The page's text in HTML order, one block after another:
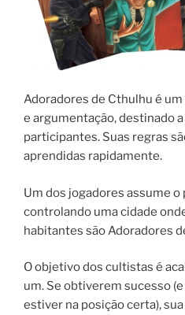
Adoradores de Cthulhu é
e argumentação, destinado
participantes. Suas regras
aprendidas rapidamente.
Um dos jogadores assume o
controlando uma cidade
habitantes são Adoradores
O objetivo dos cultistas é
um. Se obtiverem sucesso
estiver na posição certa),